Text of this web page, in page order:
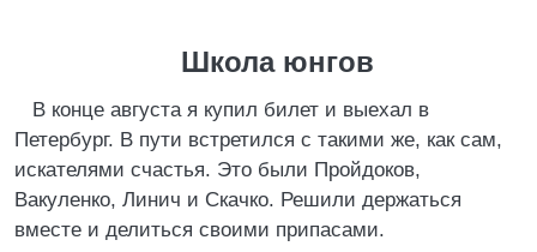
Школа юнгов
В конце августа я купил билет и выехал в
Петербург. В пути встретился с такими же, как сам,
искателями счастья. Это были Пройдоков,
Вакуленко, Линич и Скачко. Решили держаться
вместе и делиться своими припасами.